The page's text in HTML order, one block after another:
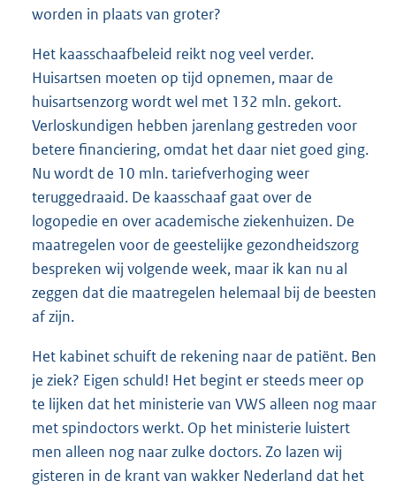
worden in plaats van groter?
Het kaasschaafbeleid reikt nog veel verder.
Huisartsen moeten op tijd opnemen, maar de
huisartsenzorg wordt wel met 132 mln. gekort.
Verloskundigen hebben jarenlang gestreden voor
betere financiering, omdat het daar niet goed ging.
Nu wordt de 10 mln. tariefverhoging weer
teruggedraaid. De kaasschaaf gaat over de
logopedie en over academische ziekenhuizen. De
maatregelen voor de geestelijke gezondheidszorg
bespreken wij volgende week, maar ik kan nu al
zeggen dat die maatregelen helemaal bij de beesten
af zijn.
Het kabinet schuift de rekening naar de patiënt. Ben
je ziek? Eigen schuld! Het begint er steeds meer op
te lijken dat het ministerie van VWS alleen nog maar
met spindoctors werkt. Op het ministerie luistert
men alleen nog naar zulke doctors. Zo lazen wij
gisteren in de krant van wakker Nederland dat het